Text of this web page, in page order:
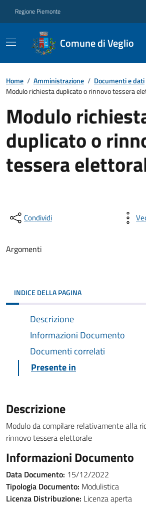
Regione Piemonte
Comune di Veglio
Home / Amministrazione / Documenti e dati
Modulo richiesta duplicato o rinnovo tessera
Modulo
duplicato o
tessera
Condividi
Argomenti
INDICE DELLA PAGINA
Descrizione
Informazioni Documento
Documenti correlati
Presente in
Descrizione
Modulo da compilare relativamente alla
rinnovo tessera elettorale
Informazioni Documento
Data Documento: 15/12/2022
Tipologia Documento: Modulistica
Licenza Distribuzione: Licenza aperta